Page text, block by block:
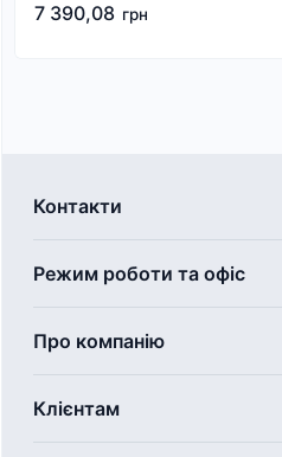
7 390,08 грн
Контакти
Режим роботи та офіс
Про компанію
Клієнтам